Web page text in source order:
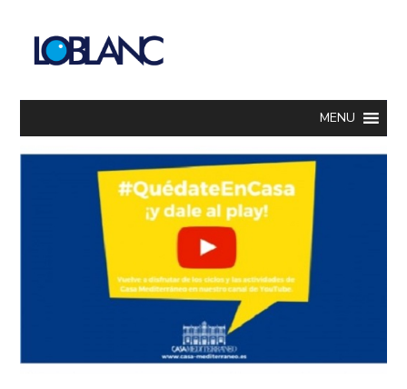
MENU